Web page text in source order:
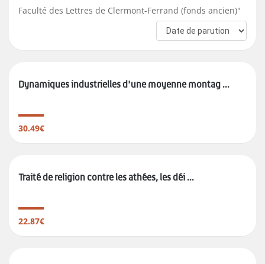
Faculté des Lettres de Clermont-Ferrand (fonds ancien)"
Dynamiques industrielles d'une moyenne montag ...
30.49€
Traité de religion contre les athées, les déi ...
22.87€